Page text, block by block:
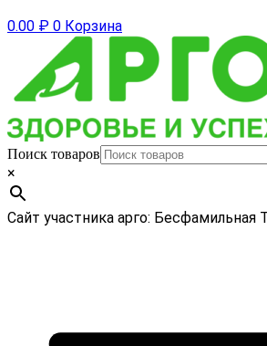
0.00 ₽ 0 Корзина
Поиск товаров
×
Сайт участника арго: Бесфамильная